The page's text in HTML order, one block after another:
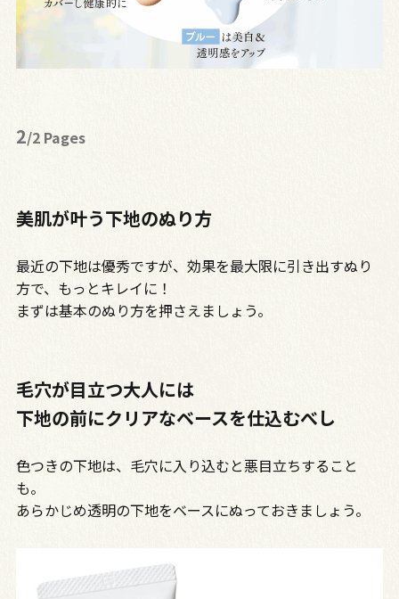
2/2 Pages
美肌が叶う下地のぬり方
最近の下地は優秀ですが、効果を最大限に引き出すぬり
方で、もっとキレイに！
まずは基本のぬり方を押さえましょう。
毛穴が目立つ大人には
下地の前にクリアなベースを仕込むべし
色つきの下地は、毛穴に入り込むと悪目立ちすること
も。
あらかじめ透明の下地をベースにぬっておきましょう。